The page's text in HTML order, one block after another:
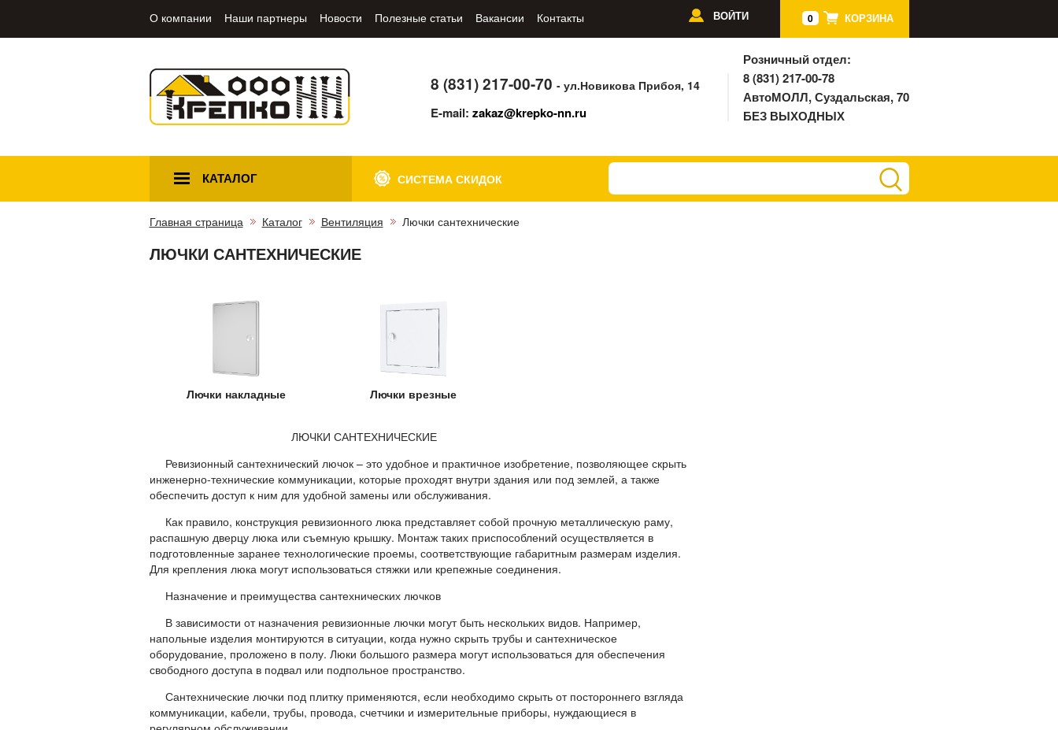
О компании Наши партнеры Новости Полезные статьи Вакансии Контакты 0 КОРЗИНА
ВОЙТИ
8 (831) 217-00-70- ул.Новикова Прибоя, 14
E-mail:zakaz@krepko-nn.ru
Розничный отдел:
8 (831) 217-00-78
АвтоМОЛЛ, Суздальская, 70
БЕЗ ВЫХОДНЫХ
КАТАЛОГ СИСТЕМА СКИДОК
Главная страница Каталог Вентиляция Лючки сантехнические
ЛЮЧКИ САНТЕХНИЧЕСКИЕ
Лючки накладные Лючки врезные
ЛЮЧКИ САНТЕХНИЧЕСКИЕ
Ревизионный сантехнический лючок – это удобное и практичное изобретение, позволяющее скрыть
инженерно-технические коммуникации, которые проходят внутри здания или под землей, а также
обеспечить доступ к ним для удобной замены или обслуживания.
Как правило, конструкция ревизионного люка представляет собой прочную металлическую раму,
распашную дверцу люка или съемную крышку. Монтаж таких приспособлений осуществляется в
подготовленные заранее технологические проемы, соответствующие габаритным размерам изделия.
Для крепления люка могут использоваться стяжки или крепежные соединения.
Назначение и преимущества сантехнических лючков
В зависимости от назначения ревизионные лючки могут быть нескольких видов. Например,
напольные изделия монтируются в ситуации, когда нужно скрыть трубы и сантехническое
оборудование, проложено в полу. Люки большого размера могут использоваться для обеспечения
свободного доступа в подвал или подпольное пространство.
Сантехнические лючки под плитку применяются, если необходимо скрыть от постороннего взгляда
коммуникации, кабели, трубы, провода, счетчики и измерительные приборы, нуждающиеся в